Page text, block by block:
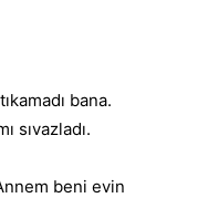
bana.
sıvazladı.
beni evin